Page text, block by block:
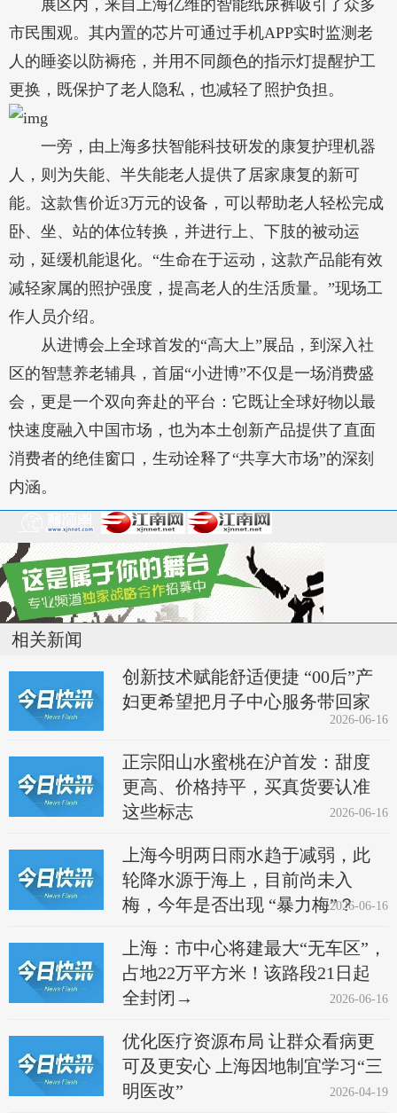
展区内，来自上海亿维的智能纸尿裤吸引了众多
市民围观。其内置的芯片可通过手机APP实时监测老
人的睡姿以防褥疮，并用不同颜色的指示灯提醒护工
更换，既保护了老人隐私，也减轻了照护负担。
一旁，由上海多扶智能科技研发的康复护理机器
人，则为失能、半失能老人提供了居家康复的新可
能。这款售价近3万元的设备，可以帮助老人轻松完成
卧、坐、站的体位转换，并进行上、下肢的被动运
动，延缓机能退化。“生命在于运动，这款产品能有效
减轻家属的照护强度，提高老人的生活质量。”现场工
作人员介绍。
从进博会上全球首发的“高大上”展品，到深入社
区的智慧养老辅具，首届“小进博”不仅是一场消费盛
会，更是一个双向奔赴的平台：它既让全球好物以最
快速度融入中国市场，也为本土创新产品提供了直面
消费者的绝佳窗口，生动诠释了“共享大市场”的深刻
内涵。
相关新闻
创新技术赋能舒适便捷 “00后”产
妇更希望把月子中心服务带回家
2026-06-16
正宗阳山水蜜桃在沪首发：甜度
更高、价格持平，买真货要认准
这些标志
2026-06-16
上海今明两日雨水趋于减弱，此
轮降水源于海上，目前尚未入
梅，今年是否出现 “暴力梅”？2026-06-16
上海：市中心将建最大“无车区”，
占地22万平方米！该路段21日起
全封闭→
2026-06-16
优化医疗资源布局 让群众看病更
可及更安心 上海因地制宜学习“三
明医改”
2026-04-19